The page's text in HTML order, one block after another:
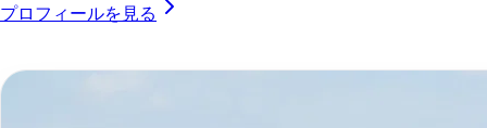
プロフィールを見る